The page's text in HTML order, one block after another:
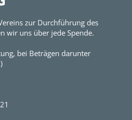
zur Durchführung des
wir uns über jede Spende.
bei Beträgen darunter